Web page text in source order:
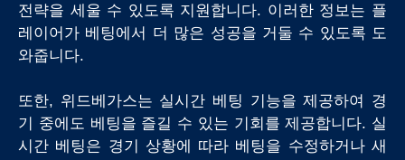
전략을 세울 수 있도록 지원합니다. 이러한 정보는 플
레이어가 베팅에서 더 많은 성공을 거둘 수 있도록 도
와줍니다.
또한, 위드베가스는 실시간 베팅 기능을 제공하여 경
기 중에도 베팅을 즐길 수 있는 기회를 제공합니다. 실
시간 베팅은 경기 상황에 따라 베팅을 수정하거나 새